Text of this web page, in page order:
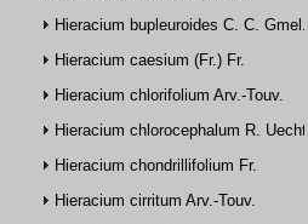
Hieracium bupleuroides C. C. Gmel.
Hieracium caesium (Fr.) Fr.
Hieracium chlorifolium Arv.-Touv.
Hieracium chlorocephalum R. Uechtr.
Hieracium chondrillifolium Fr.
Hieracium cirritum Arv.-Touv.